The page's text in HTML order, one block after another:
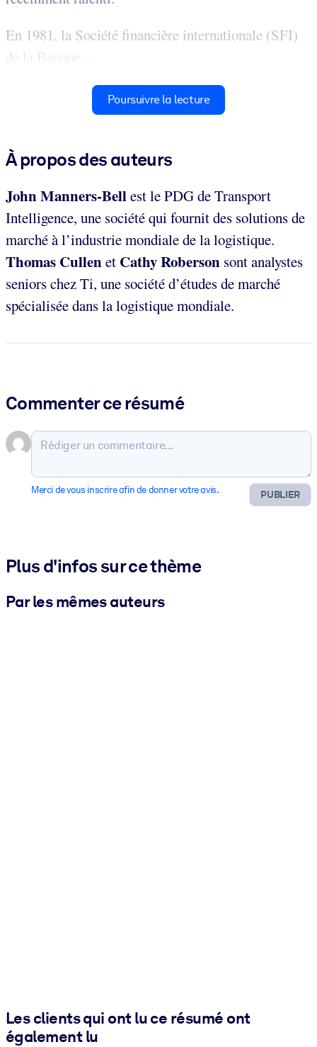
En 1981, la Société financière internationale (SFI)
de la Banque...
Poursuivre la lecture
À propos des auteurs
John Manners-Bellest le PDG de Transport
Intelligence, une société qui fournit des solutions de
marché à l’industrie mondiale de la logistique.
Thomas Cullenet Cathy Roberson sont analystes
seniors chez Ti, une société d’études de marché
spécialisée dans la logistique mondiale.
Commenter ce résumé
PUBLIER
Merci de vous inscrire afin de donner votre avis.
Plus d'infos sur ce thème
Par les mêmes auteurs
Les clients qui ont lu ce résumé ont
également lu